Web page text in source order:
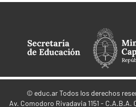
© educ.arTodos los derechos
Av. Comodoro Rivadavia 1151 - C.A.B.A.